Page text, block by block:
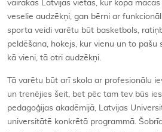
vairākās Latvijas vietās, kur kopā
veselie audzēkņi, gan bērni ar
sporta veidi varētu būt basketbols,
peldēšana, hokejs, kur vienu un to
kā vieni, tā otri audzēkņi.
Tā varētu būt arī skola ar profesionālu
un trenējies šeit, bet pēc tam tev būs
pedagoģijas akadēmijā, Latvijas
universitātē konkrētā programmā.